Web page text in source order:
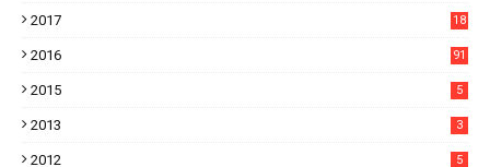
2017
18
2016 91
2015 5
2013 3
2012 5